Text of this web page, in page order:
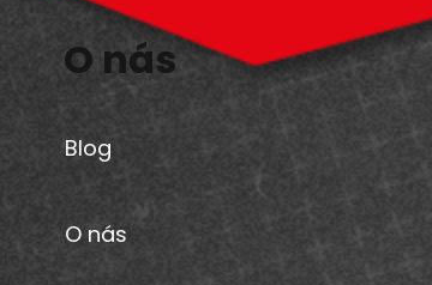
O nás
Blog
O nás